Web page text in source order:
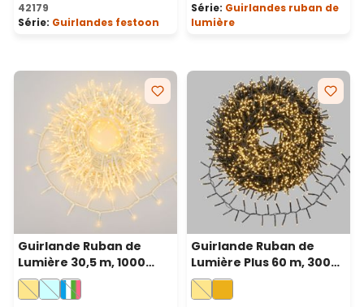
42179
Série: Guirlandes festoon
Série: Guirlandes ruban de
lumière
Guirlande Ruban de
Lumière 30,5 m, 1000
miniled blanc chaud,
câble blanc
Guirlande Ruban de
Lumière Plus 60 m, 3000
miniled blanc chaud,
câble vert